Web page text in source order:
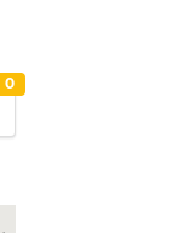
0